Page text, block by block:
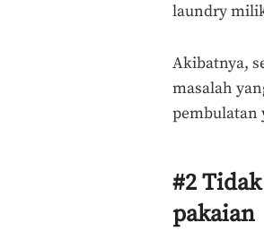
laundry
Akibatnya,
masalah
pembulatan
#2
pakaian